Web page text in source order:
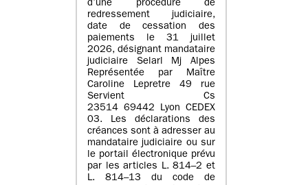
d’une procédure de
redressement judiciaire,
date de cessation des
paiements le 31 juillet
2026, désignant mandataire
judiciaire Selarl Mj Alpes
Représentée par Maître
Caroline Lepretre 49 rue
Servient Cs
23514 69442 Lyon CEDEX
03. Les déclarations des
créances sont à adresser au
mandataire judiciaire ou sur
le portail électronique prévu
par les articles L. 814–2 et
L. 814–13 du code de